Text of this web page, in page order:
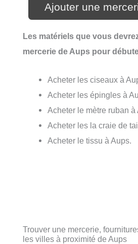
Ajouter une
Les matériels que vous
mercerie de Aups pour
Acheter les ciseaux à
Acheter les épingles à
Acheter le mètre ruban à
Acheter les la craie de
Acheter le tissu à Aups.
Trouver une mercerie,
les villes à proximité de Aups